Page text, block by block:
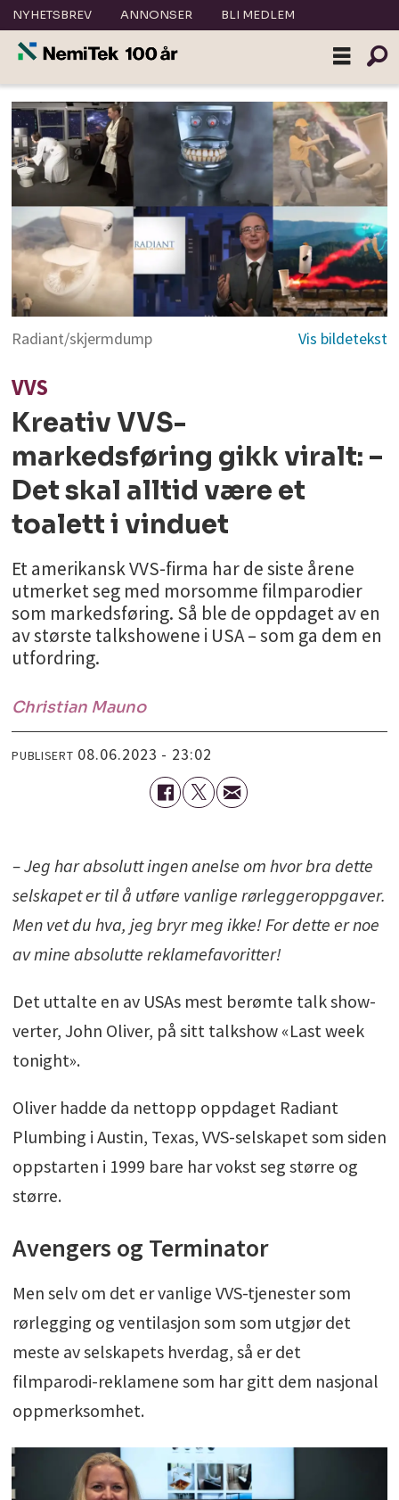
NYHETSBREV ANNONSER BLI MEDLEM
Radiant/skjermdump
VVS
Kreativ VVS-
markedsføring gikk viralt: –
Det skal alltid være et
toalett i vinduet
Et amerikansk VVS-firma har de siste årene
utmerket seg med morsomme filmparodier
som markedsføring. Så ble de oppdaget av en
av største talkshowene i USA – som ga dem en
utfordring.
Christian Mauno
PUBLISERT 08.06.2023 - 23:02
– Jeg har absolutt ingen anelse om hvor bra dette
selskapet er til å utføre vanlige rørleggeroppgaver.
Men vet du hva, jeg bryr meg ikke! For dette er noe
av mine absolutte reklamefavoritter!
Det uttalte en av USAs mest berømte talk show-
verter, John Oliver, på sitt talkshow «Last week
tonight».
Oliver hadde da nettopp oppdaget Radiant
Plumbing i Austin, Texas, VVS-selskapet som siden
oppstarten i 1999 bare har vokst seg større og
større.
Avengers og Terminator
Men selv om det er vanlige VVS-tjenester som
rørlegging og ventilasjon som som utgjør det
meste av selskapets hverdag, så er det
filmparodi-reklamene som har gitt dem nasjonal
oppmerksomhet.